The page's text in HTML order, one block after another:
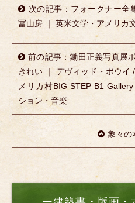
次の記事：フォークナー全
冨山房 ｜ 英米文学・アメリカ
前の記事：鋤田正義写真展
きれい ｜ デヴィッド・ボウ
メリカ村BIG STEP B1
ション・音楽
象々の